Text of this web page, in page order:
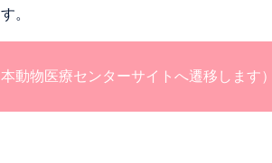
。
動物医療センターサイトへ遷移します）